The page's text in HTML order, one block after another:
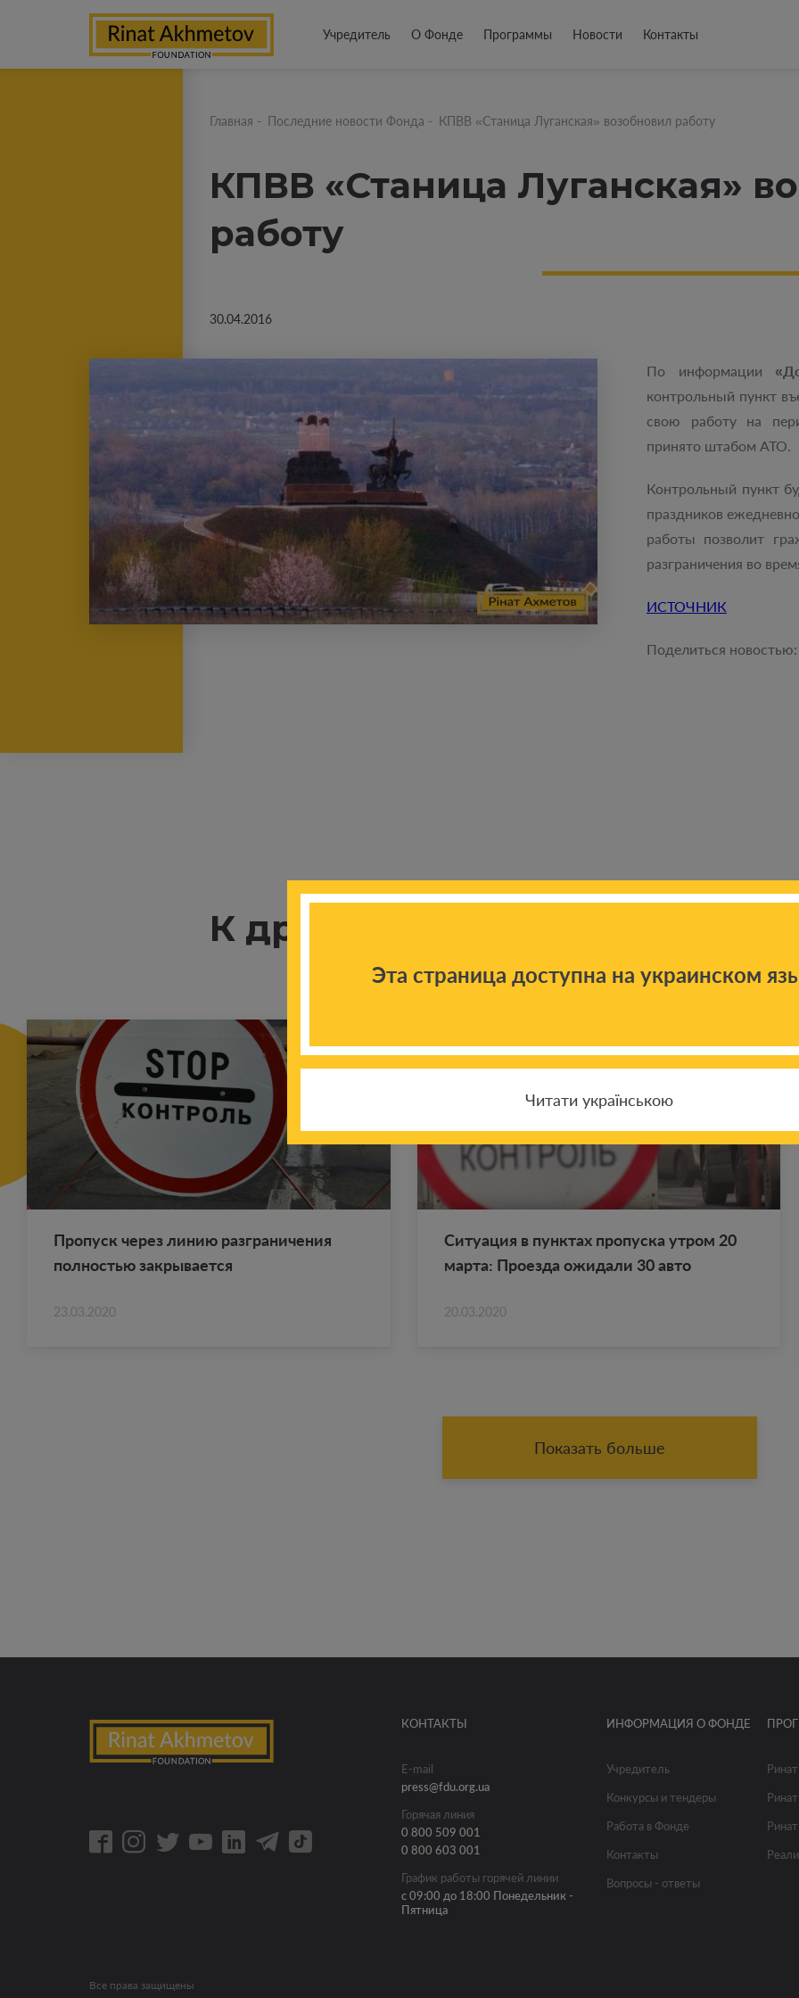
Учредитель О Фонде Программы Новости Контакты
Главная - Последние новости Фонда - КПВВ «Станица Луганская» возобновил работу
КПВВ «Станица Луганская»
работу
30.04.2016
По информации
контрольный пункт
свою работу на
принято штабом АТО.
Контрольный пункт
праздников
работы позволит
разграничения во
ИСТОЧНИК
Поделиться
К другим новостям
Про­пуск через линию раз­гра­ни­че­ния
пол­но­стью за­кры­ва­ет­ся
23.03.2020
Си­ту­а­ция в пунк­тах про­пус­ка утром 20
марта: Про­ез­да ожи­да­ли 30 авто
20.03.2020
Показать больше
КОНТАКТЫ
E-mail
press@fdu.org.ua
Горячая линия
0 800 509 001
0 800 603 001
График работы горячей линии
с 09:00 до 18:00 Понедельник -
Пятница
ИНФОРМАЦИЯ О ФОНДЕ
Учредитель
Конкурсы и тендеры
Работа в Фонде
Контакты
Вопросы - ответы
Все права защищены
Эта страница доступна на украинском
Читати українською